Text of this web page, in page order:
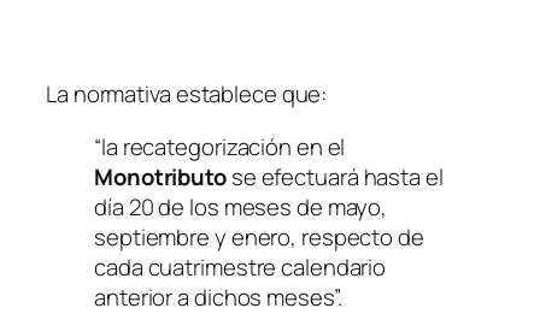
La normativa establece que:
“la recategorización en el
Monotributose efectuará hasta el
día 20 de los meses de mayo,
septiembre y enero, respecto de
cada cuatrimestre calendario
anterior a dichos meses”.